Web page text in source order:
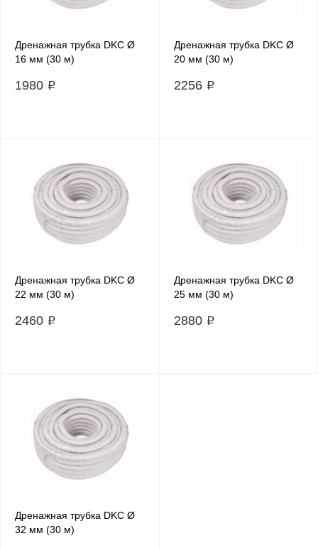
Дренажная трубка DKC Ø
16 мм (30 м)
1980 ₽
Дренажная трубка DKC Ø
20 мм (30 м)
2256 ₽
Дренажная трубка DKC Ø
22 мм (30 м)
2460 ₽
Дренажная трубка DKC Ø
25 мм (30 м)
2880 ₽
Дренажная трубка DKC Ø
32 мм (30 м)